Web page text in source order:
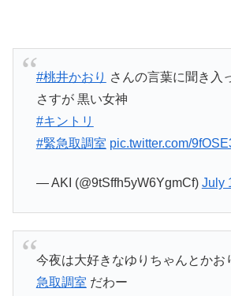
#桃井かおり さんの言葉に聞き入
さすが 黒い女神
#キントリ
#緊急取調室 pic.twitter.com/
— AKI (@9tSffh5yW6YgmCf) July
今夜は大好きなゆりちゃんとかお
急取調室 だわー